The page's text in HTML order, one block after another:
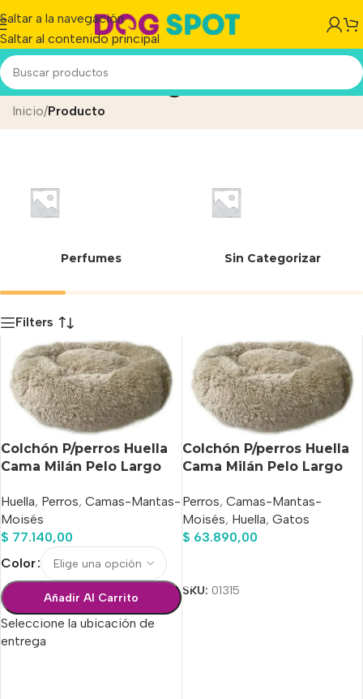
Saltar a la navegación
Saltar al contenido principal
Milan Pelo Largo Talle 3
Inicio/Producto
Perfumes Sin Categorizar
Filters
Colchón P/perros Huella
Cama Milán Pelo Largo
Huella, Perros, Camas-Mantas-
Moisés
$ 77.140,00
Color
Añadir Al Carrito
Seleccione la ubicación de
entrega
Colchón P/perros Huella
Cama Milán Pelo Largo
Perros, Camas-Mantas-
Moisés, Huella, Gatos
$ 63.890,00
SKU: 01315